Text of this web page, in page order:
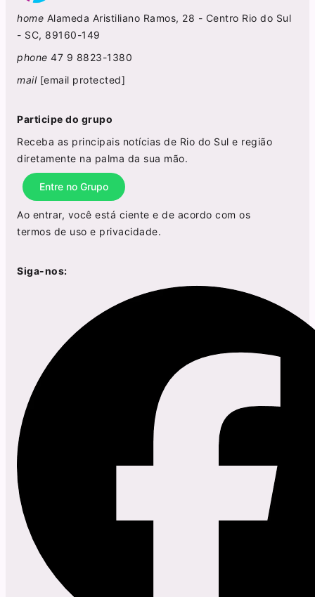
home Alameda Aristiliano Ramos, 28 - Centro Rio do Sul
- SC, 89160-149
phone 47 9 8823-1380
mail [email protected]
Participe do grupo
Receba as principais notícias de Rio do Sul e região
diretamente na palma da sua mão.
Entre no Grupo
Ao entrar, você está ciente e de acordo com os
termos de uso e privacidade.
Siga-nos: